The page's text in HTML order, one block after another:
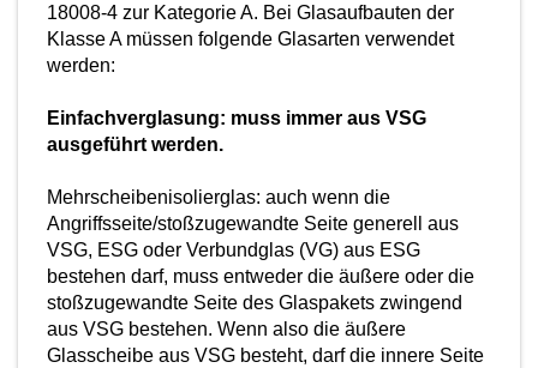
18008-4 zur Kategorie A. Bei Glasaufbauten der
Klasse A müssen folgende Glasarten verwendet
werden:
Einfachverglasung: muss immer aus VSG
ausgeführt werden.
Mehrscheibenisolierglas: auch wenn die
Angriffsseite/stoßzugewandte Seite generell aus
VSG, ESG oder Verbundglas (VG) aus ESG
bestehen darf, muss entweder die äußere oder die
stoßzugewandte Seite des Glaspakets zwingend
aus VSG bestehen. Wenn also die äußere
Glasscheibe aus VSG besteht, darf die innere Seite